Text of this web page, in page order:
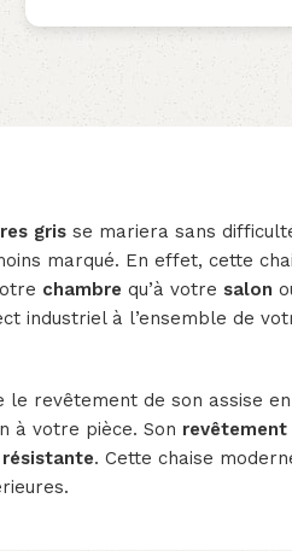
gris se mariera sans
marqué. En effet, cette
chambre qu’à votre salon
industriel à l’ensemble de
le revêtement de son assise
à votre pièce. Son revêtement
résistante. Cette chaise